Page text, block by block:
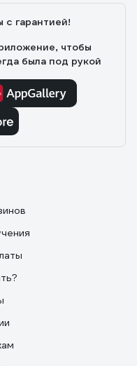
с гарантией!
чтобы
была под рукой